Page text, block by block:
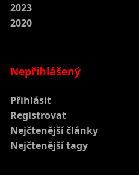
2023
2020
Nepřihlášený
Přihlásit
Registrovat
Nejčtenější články
Nejčtenější tagy